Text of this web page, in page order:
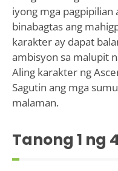
iyong mga
binabagtas ang
karakter ay dapat
ambisyon sa malupit
Aling karakter ng
Sagutin ang mga
malaman.
Tanong 1 ng